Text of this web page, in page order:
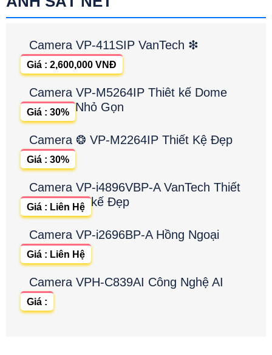
Camera VP-411SIP VanTech ❇
Giá : 2,600,000 VNĐ
Camera VP-M5264IP Thiêt kế Dome
Nhỏ Gọn
Giá : 30%
Camera ❂ VP-M2264IP Thiết Kệ Đẹp
Giá : 30%
Camera VP-i4896VBP-A VanTech Thiết
kế Đẹp
Giá : Liên Hệ
Camera VP-i2696BP-A Hồng Ngoại
Giá : Liên Hệ
Camera VPH-C839AI Công Nghệ AI
Giá :